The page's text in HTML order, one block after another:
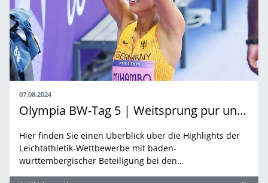
07.08.2024
Olympia BW-Tag 5 | Weitsprung pur und eine Stadionrunde
Hier finden Sie einen Überblick über die Highlights der
Leichtathletik-Wettbewerbe mit baden-
württembergischer Beteiligung bei den…